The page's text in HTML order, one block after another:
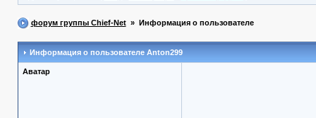
форум группы Chief-Net» Информация о пользователе
Информация о пользователе Anton299
Аватар